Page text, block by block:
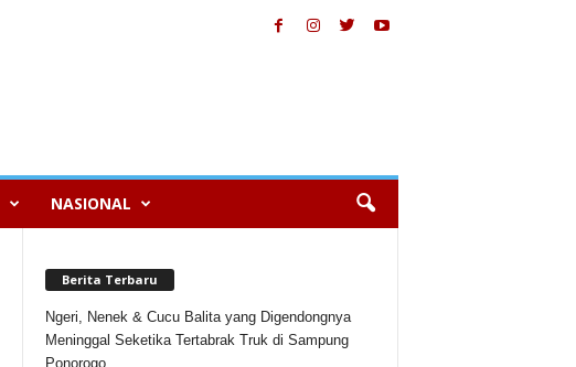
NASIONAL
Berita Terbaru
Ngeri, Nenek & Cucu Balita yang Digendongnya
Meninggal Seketika Tertabrak Truk di Sampung
Ponorogo